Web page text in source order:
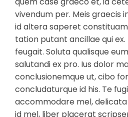
vivendum per. Meis graecis
id altera saperet
tation putant ancillae qui ex.
feugait. Soluta qualisque
salutandi ex pro. Ius dolor
conclusionemque ut, cibo
concludaturque id his. Te
accommodare mel,
id mel, liber placerat